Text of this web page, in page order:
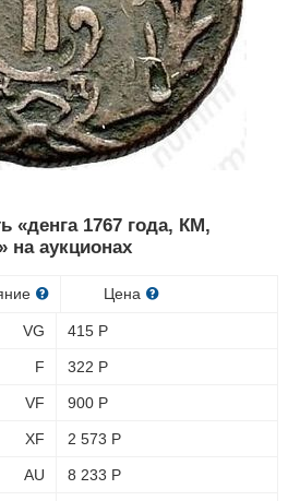
«денга 1767 года, КМ,
на аукционах
Цена
VG 415 Р
F 322 Р
VF 900 Р
XF 2 573 Р
AU 8 233 Р